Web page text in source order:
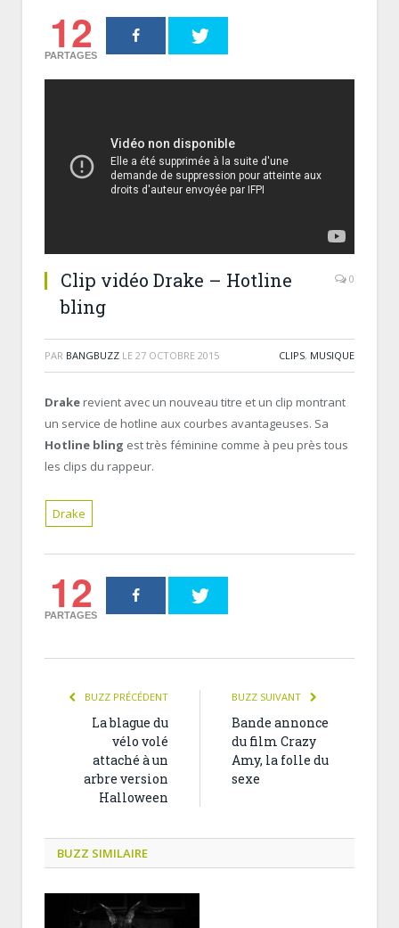
12
PARTAGES
Clip vidéo Drake – Hotline
bling
0
PAR BANGBUZZ LE 27 OCTOBRE 2015 CLIPS, MUSIQUE
Drake revient avec un nouveau titre et un clip montrant
un service de hotline aux courbes avantageuses. Sa
Hotline bling est très féminine comme à peu près tous
les clips du rappeur.
Drake
12
PARTAGES
BUZZ PRÉCÉDENT
La blague du
vélo volé
attaché à un
arbre version
Halloween
BUZZ SUIVANT
Bande annonce
du film Crazy
Amy, la folle du
sexe
BUZZ SIMILAIRE